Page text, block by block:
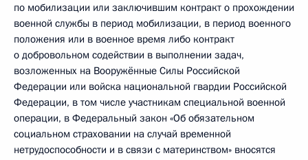
по мобилизации или заключившим контракт о прохождении
военной службы в период мобилизации, в период военного
положения или в военное время либо контракт
о добровольном содействии в выполнении задач,
возложенных на Вооружённые Силы Российской
Федерации или войска национальной гвардии Российской
Федерации, в том числе участникам специальной военной
операции, в Федеральный закон «Об обязательном
социальном страховании на случай временной
нетрудоспособности и в связи с материнством» вносятся